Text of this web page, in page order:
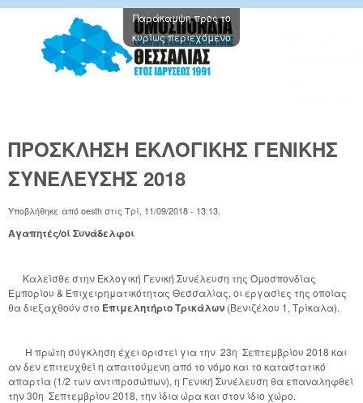
Παράκαμψη προς το
κυρίως περιεχόμενο
ΠΡΟΣΚΛΗΣΗ ΕΚΛΟΓIKΗΣ ΓΕΝΙΚΗΣ
ΣΥΝΕΛΕΥΣΗΣ 2018
Υποβλήθηκε από oesth στις Τρί, 11/09/2018 - 13:13.
Αγαπητές/οί Συνάδελφοι
Καλείσθε στην Εκλογική Γενική Συνέλευση της Ομοσπονδίας
Εμπορίου & Επιχειρηματικότητας Θεσσαλίας, οι εργασίες της οποίας
θα διεξαχθούν στο Επιμελητήριο Τρικάλων (Βενιζέλου 1, Τρίκαλα).
Η πρώτη σύγκληση έχει οριστεί για την 23η Σεπτεμβρίου 2018 και
αν δεν επιτευχθεί η απαιτούμενη από το νόμο και το καταστατικό
απαρτία (1/2 των αντιπροσώπων), η Γενική Συνέλευση θα επαναληφθεί
την 30η Σεπτεμβρίου 2018, την ίδια ώρα και στον ίδιο χώρο.